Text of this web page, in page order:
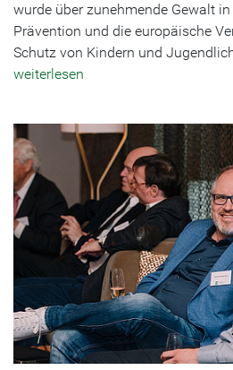
wurde über zunehmende Gewalt
Prävention und die europäische
Schutz von Kindern und
weiterlesen